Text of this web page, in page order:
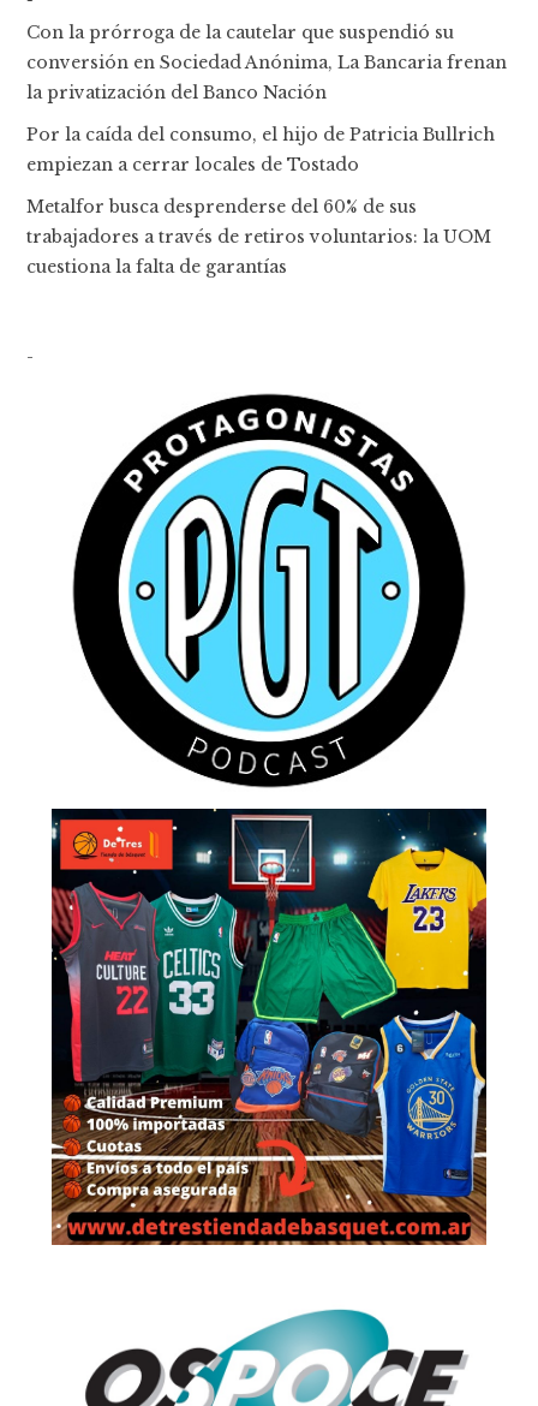
Con la prórroga de la cautelar que suspendió su
conversión en Sociedad Anónima, La Bancaria frenan
la privatización del Banco Nación
Por la caída del consumo, el hijo de Patricia Bullrich
empiezan a cerrar locales de Tostado
Metalfor busca desprenderse del 60% de sus
trabajadores a través de retiros voluntarios: la UOM
cuestiona la falta de garantías
-